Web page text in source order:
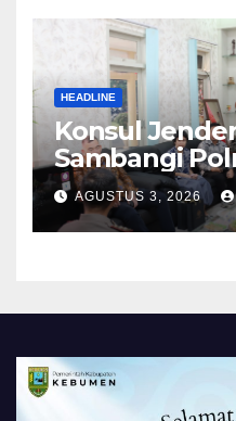
HEADLINE
Konsul
Sambangi
Pererat
AGUSTUS 3, 2026